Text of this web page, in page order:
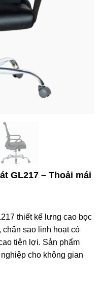
GL217 – Thoải mái
thiết kế lưng cao bọc
chân sao linh hoạt có
tiện lợi. Sản phẩm
cho không gian